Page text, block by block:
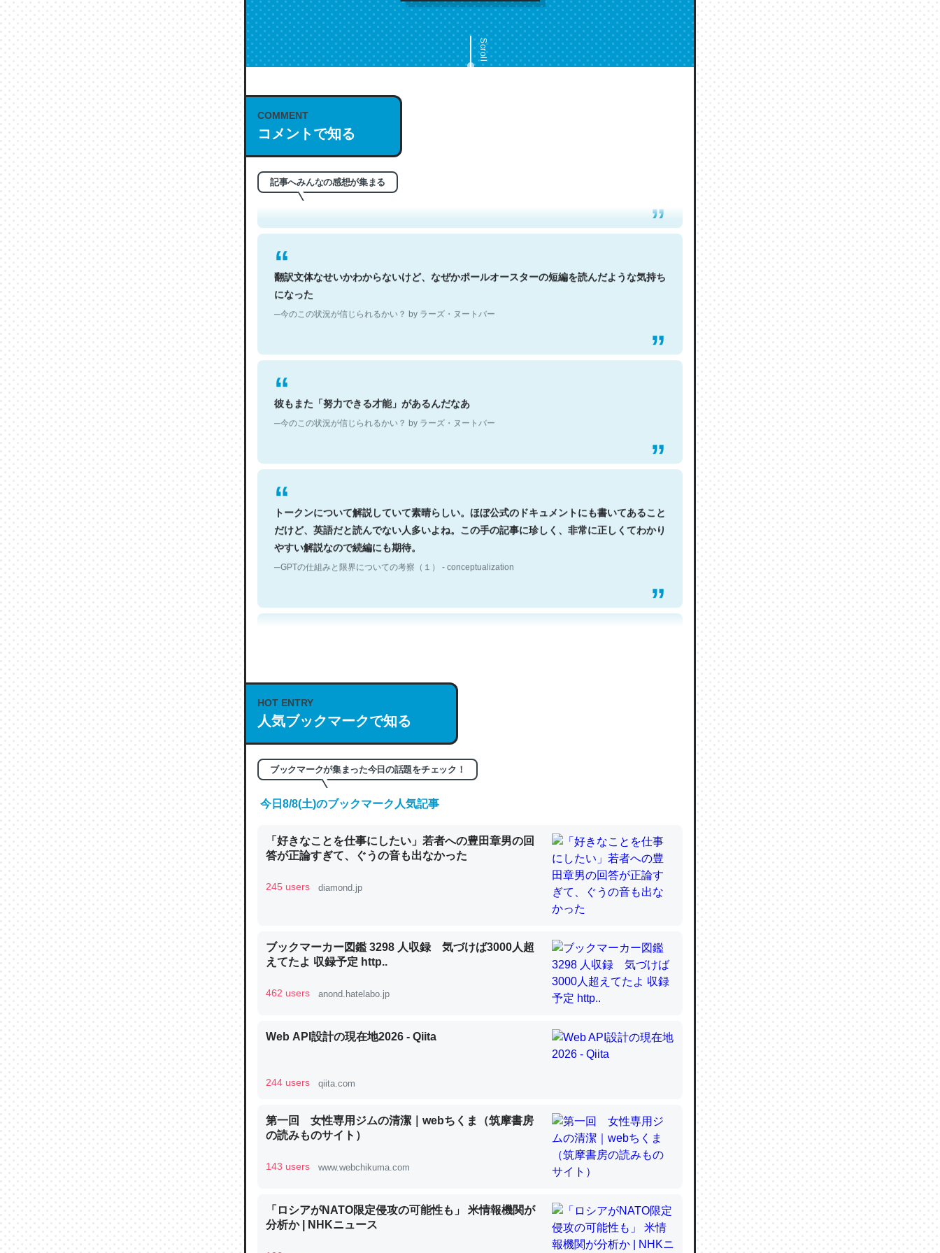
Scroll
COMMENT
コメントで知る
記事へみんなの感想が集まる
これは名文。彼はとてもクレバーなんだろうなと凄く思う。英語少しでも読める人は原文
もお勧め。自分はこの流れ好き。Let’s Fucking Go. Then Covid hit. Shit.
─今のこの状況が信じられるかい？ by ラーズ・ヌートバー
翻訳文体なせいかわからないけど、なぜかポールオースターの短編を読んだような気持ち
になった
─今のこの状況が信じられるかい？ by ラーズ・ヌートバー
彼もまた「努力できる才能」があるんだなあ
─今のこの状況が信じられるかい？ by ラーズ・ヌートバー
トークンについて解説していて素晴らしい。ほぼ公式のドキュメントにも書いてあること
だけど、英語だと読んでない人多いよね。この手の記事に珍しく、非常に正しくてわかり
やすい解説なので続編にも期待。
─GPTの仕組みと限界についての考察（１） - conceptualization
これは良記事。32768トークンだと英語小説100ページ分くらい。小説でいう「ずっと前
の伏線」は回収されないけど、短期記憶というには多い分量。進化すればするほど分かり
やすく強くなりそう
昆虫ってカルシウム少ないのか。知らんかった。調べたらコオロギのカルシウム分はエビ
─ニュース :: 【研究発表】昆虫学の大問題＝「昆虫はなぜ海にいないのか」に関する新仮説
論文では「淡水はカルシウムも酸素も不足してて両方に不利だから両方が拮抗してるので
は」とあって面白い。海にいる鋏角類（カブトガニ・ウミグモ）はカルシウムを使わずキ
類だと殻を無くしてナメクジになったり努力してるし。
─ニュース :: 【研究発表】昆虫学の大問題＝「昆虫はなぜ海にいないのか」に関する新仮説
HOT ENTRY
人気ブックマークで知る
ブックマークが集まった今日の話題をチェック！
今日8/8(土)のブックマーク人気記事
「好きなことを仕事にしたい」若者への豊田章男の回
答が正論すぎて、ぐうの音も出なかった
245 users diamond.jp
ブックマーカー図鑑 3298 人収録 気づけば3000人超
えてたよ 収録予定 http..
462 users anond.hatelabo.jp
Web API設計の現在地2026 - Qiita
244 users qiita.com
第一回 女性専用ジムの清潔｜webちくま（筑摩書房
の読みものサイト）
143 users www.webchikuma.com
「ロシアがNATO限定侵攻の可能性も」 米情報機関が
分析か | NHKニュース